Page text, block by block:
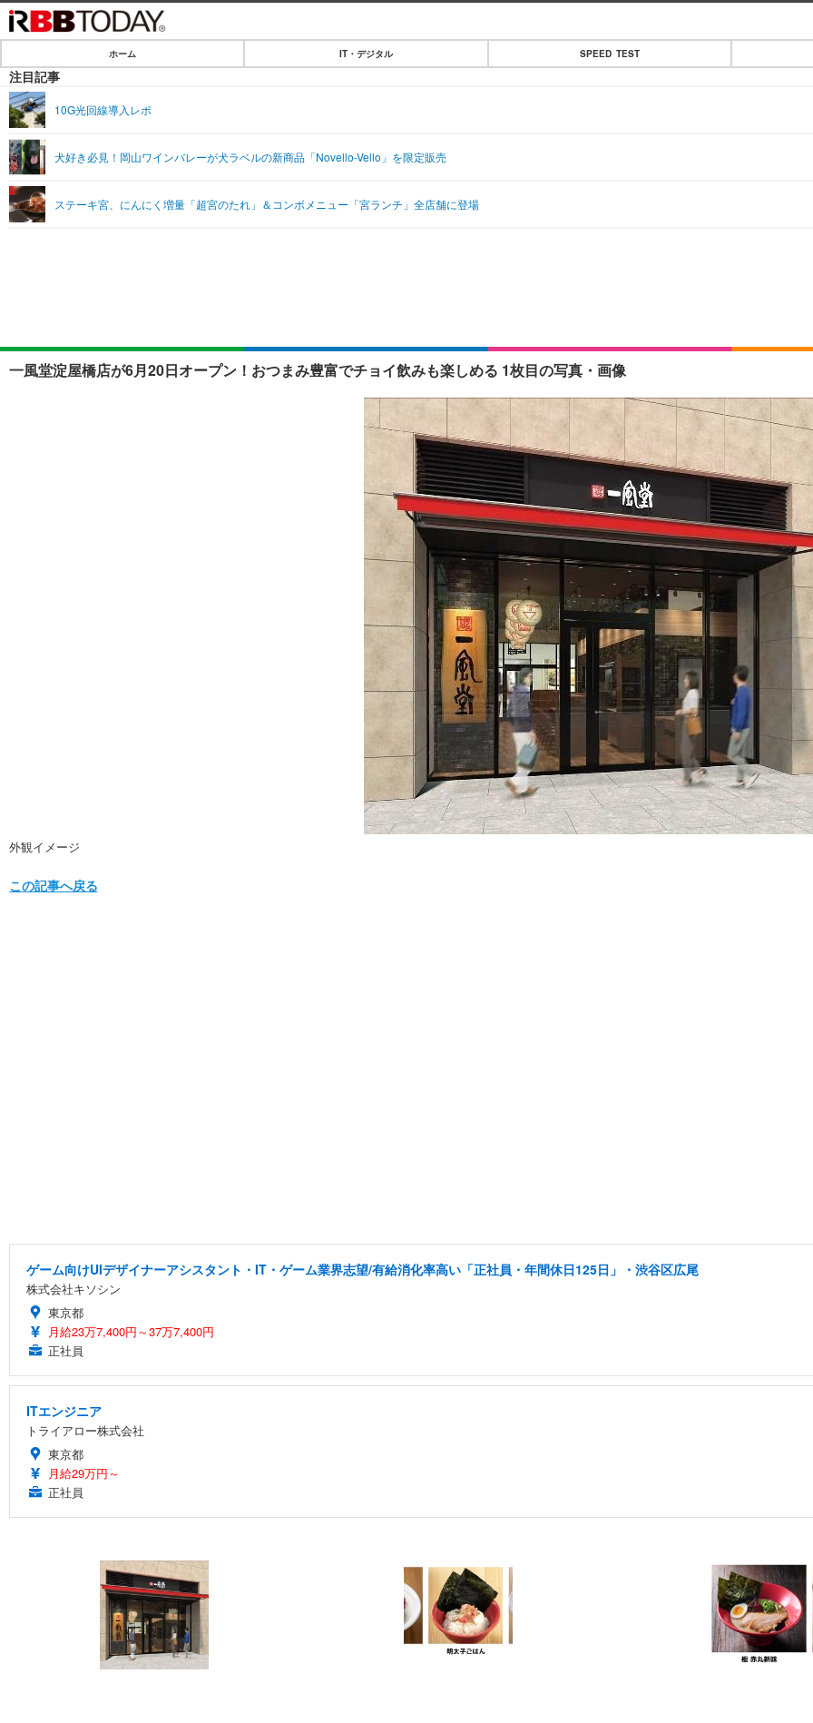
IT・デジタル
ショッピング
SPEED TEST
エンタメ
エンタメTOP
ショッピング
ライフ
ホーム IT・デジタル SPEED TEST
注目記事
10G光回線導入レポ
犬好き必見！岡山ワインバレーが犬ラベルの新商品「Novello-Vello」を限定販売
ステーキ宮、にんにく増量「超宮のたれ」＆コンボメニュー「宮ランチ」全店舗に登場
一風堂淀屋橋店が6月20日オープン！おつまみ豊富でチョイ飲みも楽しめる 1枚目の写真・画像
外観イメージ
この記事へ戻る
ゲーム向けUIデザイナーアシスタント・IT・ゲーム業界志望/有給消化率高い「正社員・年間休日125日」・渋谷区広尾
株式会社キソシン
東京都
月給23万7,400円～37万7,400円
正社員
ITエンジニア
トライアロー株式会社
東京都
月給29万円～
正社員